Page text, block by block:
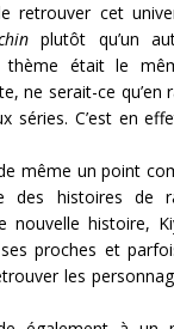
retrouver cet
plutôt qu’un
était le
ne serait-ce qu’en
séries. C’est en
même un point
histoires de
nouvelle histoire,
proches et
les